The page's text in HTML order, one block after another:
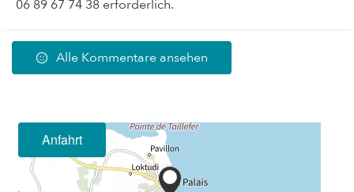
06 89 67 74 38 erforderlich.
Alle Kommentare ansehen
Anfahrt